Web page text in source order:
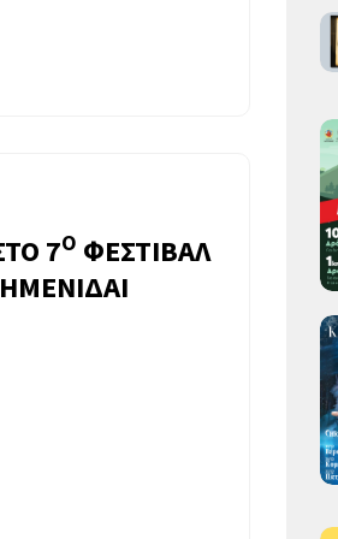
7Ο ΦΕΣΤΙΒΑΛ